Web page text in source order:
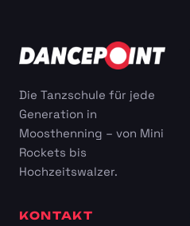
Die Tanzschule für jede
Generation in
Moosthenning – von Mini
Rockets bis
Hochzeitswalzer.
KONTAKT